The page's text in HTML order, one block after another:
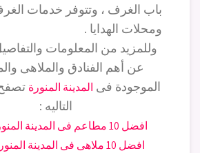
باب الغرف ، وتتوفر خدمات
ومحلات الهدايا .
وللمزيد من المعلومات
عن أهم الفنادق والملاهى
الموجودة فى المدينة المنورة
التاليه :
افضل 10 مطاعم فى المدينة المنورة 2020
افضل 10 ملاهى فى المدينة المنورة 2020